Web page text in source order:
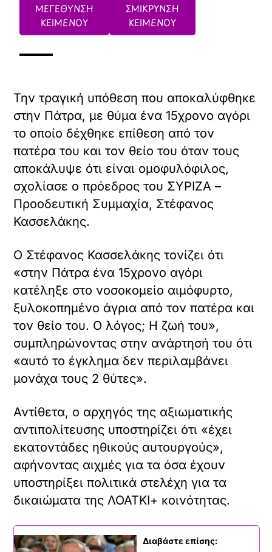
ΜΕΓΕΘΥΝΣΗ
ΚΕΙΜΕΝΟΥ
ΣΜΙΚΡΥΝΣΗ
ΚΕΙΜΕΝΟΥ
Την τραγική υπόθεση που αποκαλύφθηκε
στην Πάτρα, με θύμα ένα 15χρονο αγόρι
το οποίο δέχθηκε επίθεση από τον
πατέρα του και τον θείο του όταν τους
αποκάλυψε ότι είναι ομοφυλόφιλος,
σχολίασε ο πρόεδρος του ΣΥΡΙΖΑ –
Προοδευτική Συμμαχία, Στέφανος
Κασσελάκης.
Ο Στέφανος Κασσελάκης τονίζει ότι
«στην Πάτρα ένα 15χρονο αγόρι
κατέληξε στο νοσοκομείο αιμόφυρτο,
ξυλοκοπημένο άγρια από τον πατέρα και
τον θείο του. Ο λόγος; Η ζωή του»,
συμπληρώνοντας στην ανάρτησή του ότι
«αυτό το έγκλημα δεν περιλαμβάνει
μονάχα τους 2 θύτες».
Αντίθετα, ο αρχηγός της αξιωματικής
αντιπολίτευσης υποστηρίζει ότι «έχει
εκατοντάδες ηθικούς αυτουργούς»,
αφήνοντας αιχμές για τα όσα έχουν
υποστηρίξει πολιτικά στελέχη για τα
δικαιώματα της ΛΟΑΤΚΙ+ κοινότητας.
Διαβάστε επίσης: